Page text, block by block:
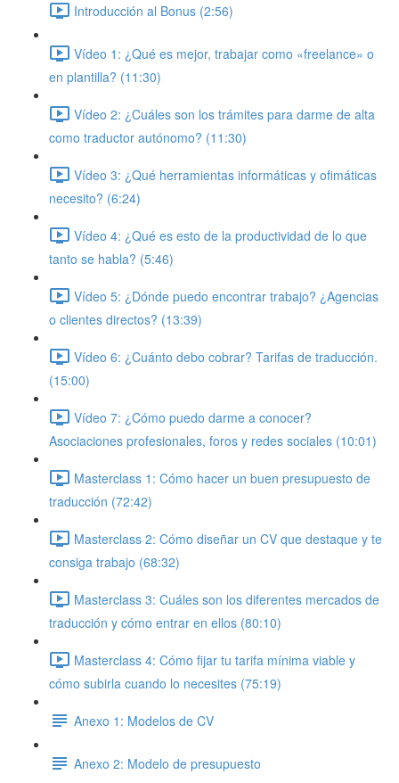
Introducción al Bonus (2:56)
Vídeo 1: ¿Qué es mejor, trabajar como «freelance» o
en plantilla? (11:30)
Vídeo 2: ¿Cuáles son los trámites para darme de alta
como traductor autónomo? (11:30)
Vídeo 3: ¿Qué herramientas informáticas y ofimáticas
necesito? (6:24)
Vídeo 4: ¿Qué es esto de la productividad de lo que
tanto se habla? (5:46)
Vídeo 5: ¿Dónde puedo encontrar trabajo? ¿Agencias
o clientes directos? (13:39)
Vídeo 6: ¿Cuánto debo cobrar? Tarifas de traducción.
(15:00)
Vídeo 7: ¿Cómo puedo darme a conocer?
Asociaciones profesionales, foros y redes sociales (10:01)
Masterclass 1: Cómo hacer un buen presupuesto de
traducción (72:42)
Masterclass 2: Cómo diseñar un CV que destaque y te
consiga trabajo (68:32)
Masterclass 3: Cuáles son los diferentes mercados de
traducción y cómo entrar en ellos (80:10)
Masterclass 4: Cómo fijar tu tarifa mínima viable y
cómo subirla cuando lo necesites (75:19)
Anexo 1: Modelos de CV
Anexo 2: Modelo de presupuesto